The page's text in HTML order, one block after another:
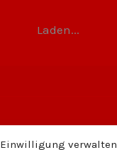
Einwilligung verwalten
Laden...